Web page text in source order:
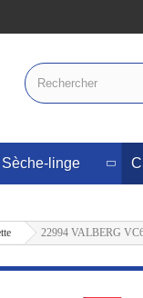
Sèche-linge
22994 VALBERG